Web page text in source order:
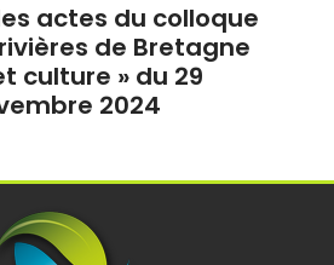
actes du colloque
de Bretagne
culture » du 29
2024